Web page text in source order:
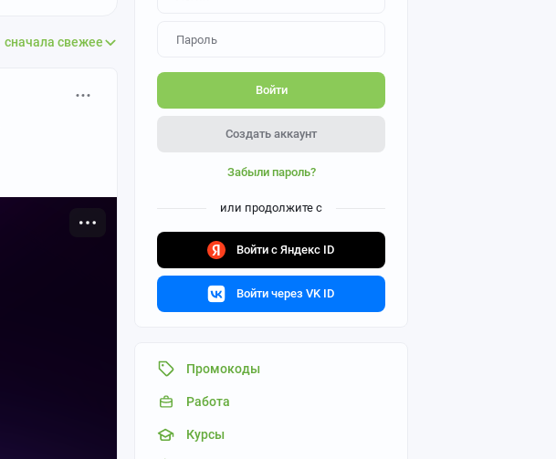
Войти
Создать аккаунт
Забыли пароль?
или продолжите с
Войти с Яндекс ID
Войти через VK ID
Промокоды
Работа
Курсы
сначала свежее